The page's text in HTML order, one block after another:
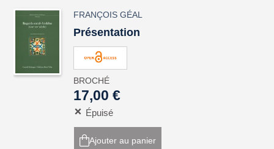
FRANÇOIS GÉAL
Présentation
BROCHÉ
17,00 €
Épuisé
Ajouter au panier